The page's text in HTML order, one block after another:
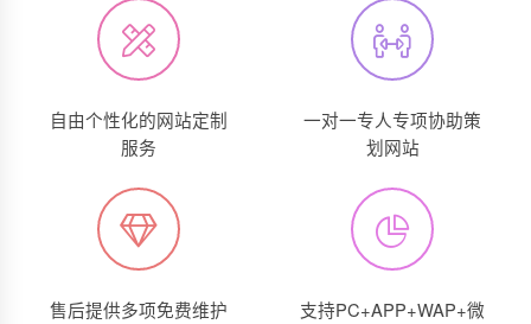
自由个性化的网站定制
服务
一对一专人专项协助策
划网站
售后提供多项免费维护
支持PC+APP+WAP+微